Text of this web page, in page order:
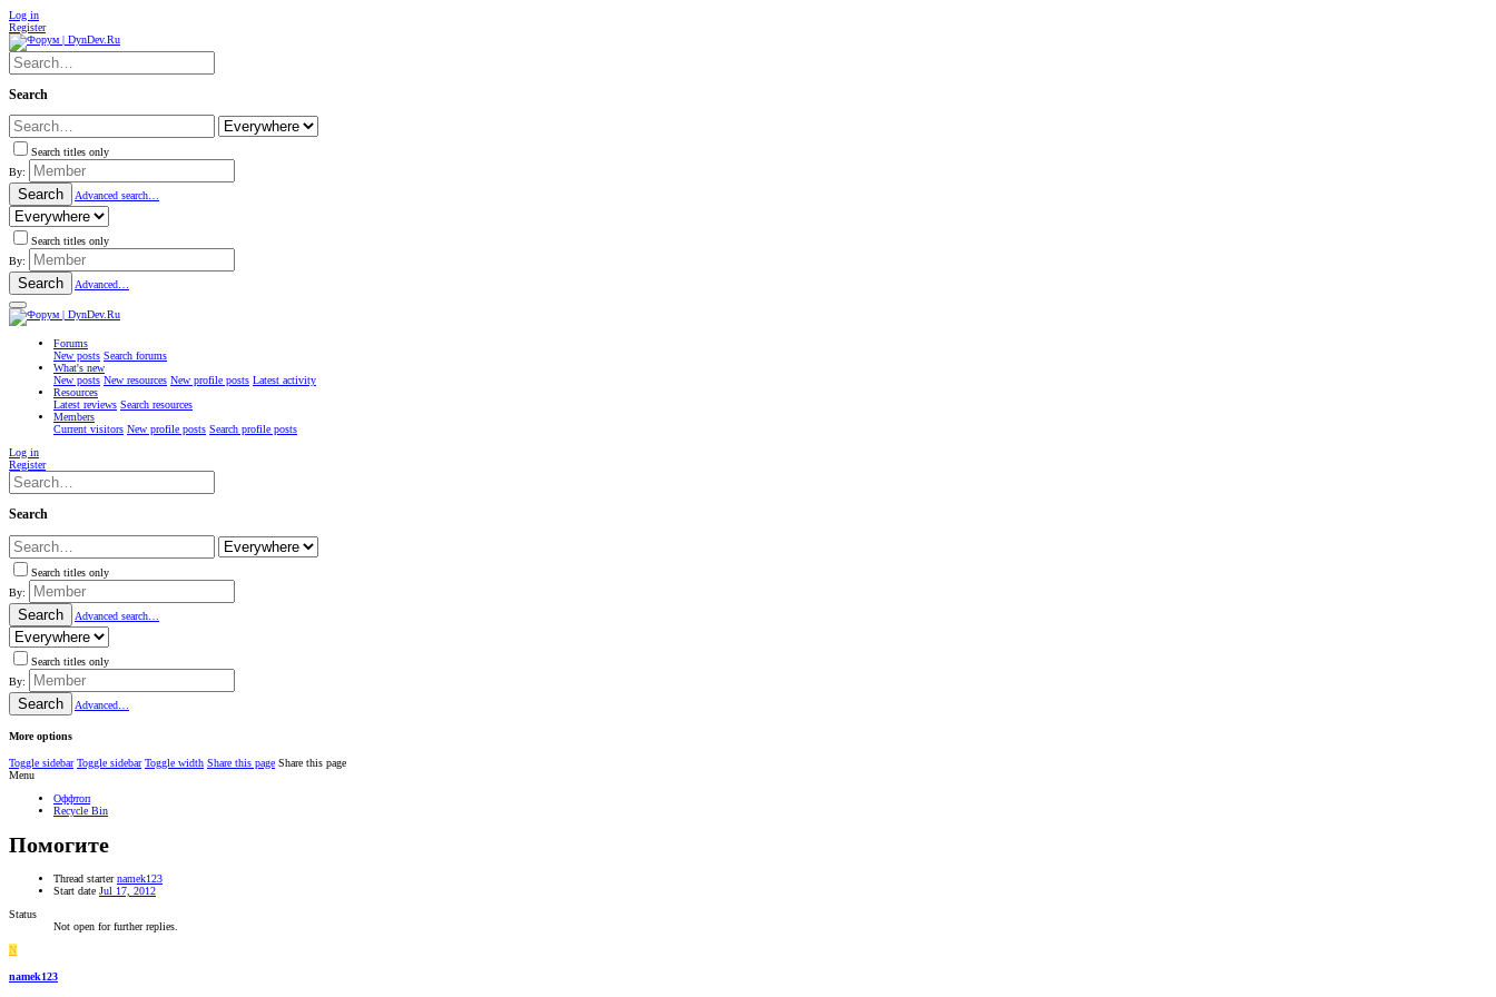
Log in
Register
Search
Search titles only
By:
Search Advanced search…
Search titles only
By:
Search Advanced…
Forums
New posts Search forums
What's new
New posts New resources New profile posts Latest activity
Resources
Latest reviews Search resources
Members
Current visitors New profile posts Search profile posts
Log in
Register
Search
Search titles only
By:
Search Advanced search…
Search titles only
By:
Search Advanced…
More options
Toggle sidebar Toggle sidebar Toggle width Share this page Share this page
Menu
Оффтоп
Recycle Bin
Помогите
Thread starter namek123
Start date Jul 17, 2012
Status
Not open for further replies.
N
namek123